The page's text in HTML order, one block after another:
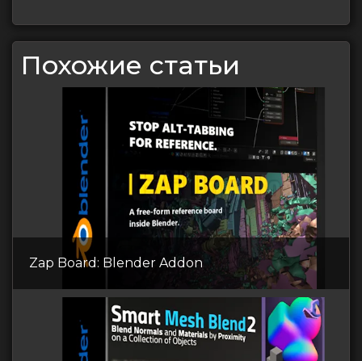
Похожие статьи
Zap Board: Blender Addon